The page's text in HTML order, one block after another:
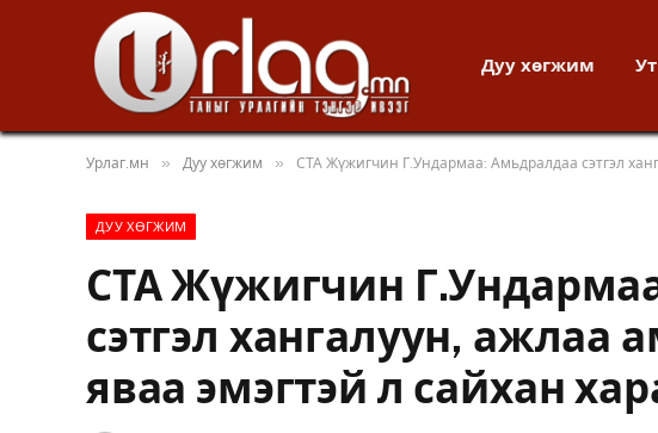
Дуу хөгжим
Урлаг.мн » Дуу хөгжим » СТА Жүжигчин Г.Ундармаа: Амьдралдаа сэтгэл
ДУУ ХӨГЖИМ
СТА Жүжигчин
сэтгэл хангалуун,
яваа эмэгтэй л сайхан